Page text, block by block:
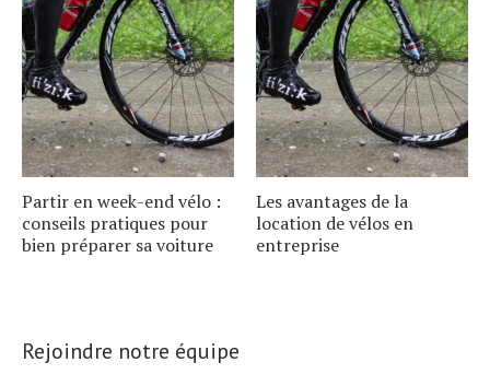
Partir en week-end vélo :
conseils pratiques pour
bien préparer sa voiture
Les avantages de la
location de vélos en
entreprise
Rejoindre notre équipe